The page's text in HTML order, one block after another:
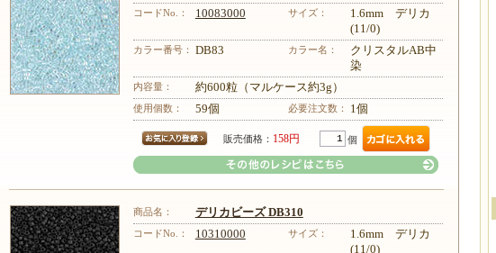
コードNo.： 10083000 サイズ：
1.6mm デリカ
(11/0)
カラー番号： DB83 カラー名：
クリスタルAB中
染
内容量： 約600粒（マルケース約3g）
使用個数： 59個 必要注文数： 1個
販売価格： 158円 個
商品名： デリカビーズ DB310
コードNo.： 10310000 サイズ：
1.6mm デリカ
(11/0)